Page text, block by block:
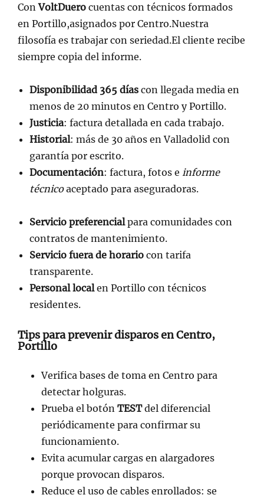
ConVoltDuero cuentas con técnicos formados
en Portillo,asignados por Centro.Nuestra
filosofía es trabajar con seriedad.El cliente recibe
siempre copia del informe.
Disponibilidad 365 días con llegada media en
menos de 20 minutos en Centro y Portillo.
Justicia: factura detallada en cada trabajo.
Historial: más de 30 años en Valladolid con
garantía por escrito.
Documentación: factura, fotos e informe
técnicoaceptado para aseguradoras.
Servicio preferencialpara comunidades con
contratos de mantenimiento.
Servicio fuera de horario con tarifa
transparente.
Personal localen Portillo con técnicos
residentes.
Tips para prevenir disparos en Centro,
Portillo
Verifica bases de toma en Centro para
detectar holguras.
Prueba el botón TESTdel diferencial
periódicamente para confirmar su
funcionamiento.
Evita acumular cargas en alargadores
porque provocan disparos.
Reduce el uso de cables enrollados: se